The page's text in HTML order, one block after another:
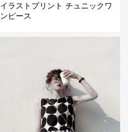
イラストプリント チュニックワ
ンピース